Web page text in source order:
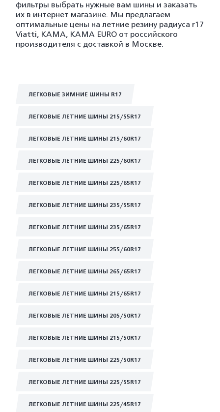
фильтры выбрать нужные вам шины и заказать
их в интернет магазине. Мы предлагаем
оптимальные цены на летние резину радиуса r17
Viatti, KAMA, KAMA EURO от российского
производителя с доставкой в Москве.
ЛЕГКОВЫЕ ЗИМНИЕ ШИНЫ R17
ЛЕГКОВЫЕ ЛЕТНИЕ ШИНЫ 215/55R17
ЛЕГКОВЫЕ ЛЕТНИЕ ШИНЫ 215/60R17
ЛЕГКОВЫЕ ЛЕТНИЕ ШИНЫ 225/60R17
ЛЕГКОВЫЕ ЛЕТНИЕ ШИНЫ 225/65R17
ЛЕГКОВЫЕ ЛЕТНИЕ ШИНЫ 235/55R17
ЛЕГКОВЫЕ ЛЕТНИЕ ШИНЫ 235/65R17
ЛЕГКОВЫЕ ЛЕТНИЕ ШИНЫ 255/60R17
ЛЕГКОВЫЕ ЛЕТНИЕ ШИНЫ 265/65R17
ЛЕГКОВЫЕ ЛЕТНИЕ ШИНЫ 215/65R17
ЛЕГКОВЫЕ ЛЕТНИЕ ШИНЫ 205/50R17
ЛЕГКОВЫЕ ЛЕТНИЕ ШИНЫ 215/50R17
ЛЕГКОВЫЕ ЛЕТНИЕ ШИНЫ 225/50R17
ЛЕГКОВЫЕ ЛЕТНИЕ ШИНЫ 225/55R17
ЛЕГКОВЫЕ ЛЕТНИЕ ШИНЫ 225/45R17